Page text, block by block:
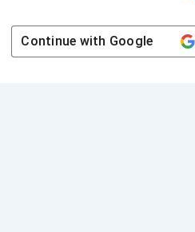
Continue withGoogle